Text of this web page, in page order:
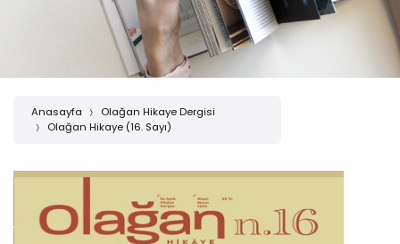
Anasayfa
Olağan Hikaye Dergisi
Olağan Hikaye (16. Sayı)